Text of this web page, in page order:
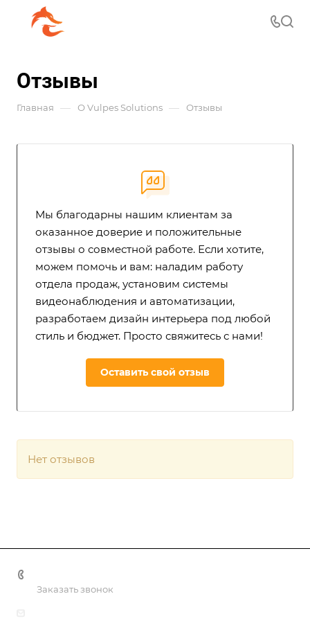
Отзывы
Главная — О Vulpes Solutions — Отзывы
Мы благодарны нашим клиентам за
оказанное доверие и положительные
отзывы о совместной работе. Если хотите,
можем помочь и вам: наладим работу
отдела продаж, установим системы
видеонаблюдения и автоматизации,
разработаем дизайн интерьера под любой
стиль и бюджет. Просто свяжитесь с нами!
Оставить свой отзыв
Нет отзывов
Заказать звонок